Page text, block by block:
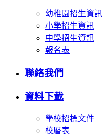
幼稚園招生資訊
小學招生資訊
中學招生資訊
報名表
聯絡我們
資料下載
學校招標文件
校曆表